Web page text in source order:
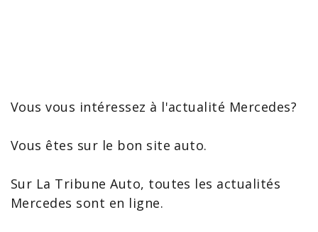
Vous vous intéressez à l'actualité Mercedes?
Vous êtes sur le bon site auto.
Sur La Tribune Auto, toutes les actualités
Mercedes sont en ligne.